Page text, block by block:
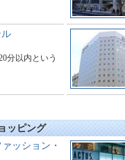
分以内という
ッピング
ッション・